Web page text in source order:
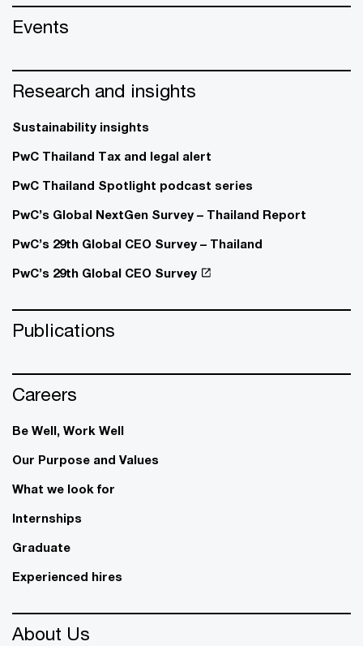
Events
Research and insights
Sustainability insights
PwC Thailand Tax and legal alert
PwC Thailand Spotlight podcast series
PwC’s Global NextGen Survey – Thailand Report
PwC’s 29th Global CEO Survey – Thailand
PwC’s 29th Global CEO Survey
Publications
Careers
Be Well, Work Well​
Our Purpose and Values
What we look for
Internships
Graduate
Experienced hires
About Us